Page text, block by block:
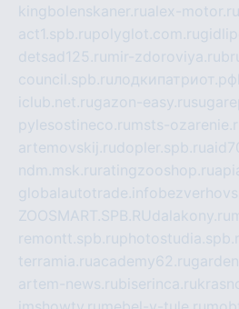
kingbolenskaner.rualex-motor.ru
act1.spb.rupolyglot.com.ru
detsad125.ru mir-zdoroviya.ru
council.spb.ruлодкипатриот.рф
iclub.net.rugazon-easy.ru
pylesostineco.ru msts-
artemovskij.rudopler.spb.ru
ndm.msk.ru ratingzooshop.ru
globalautotrade.info
ZOOSMART.SPB.RUdalakony.ru
remontt.spb.ru
terramia.ruacademy62.ru
artem-news.rubiserinca.ru